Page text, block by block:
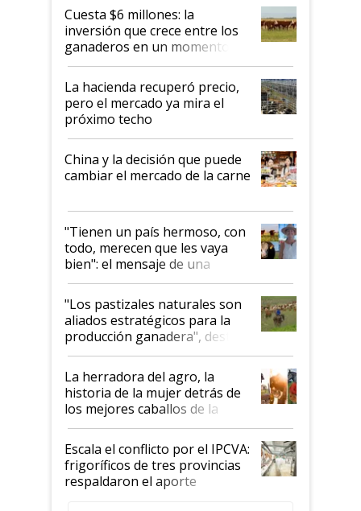
Cuesta $6 millones: la
inversión que crece entre los
ganaderos en un momento
histórico para la actividad
La hacienda recuperó precio,
pero el mercado ya mira el
próximo techo
China y la decisión que puede
cambiar el mercado de la carne
"Tienen un país hermoso, con
todo, merecen que les vaya
bien": el mensaje de una
ganadera uruguaya sobre las
oportunidades que se abren
para el agro en Argentina, con
foco en la carne
"Los pastizales naturales son
aliados estratégicos para la
producción ganadera", destaca
la iniciativa que ya reúne a 46
establecimientos en Argentina
La herradora del agro, la
historia de la mujer detrás de
los mejores caballos de la
Argentina y los mitos que
todavía hacen sufrir a estos
animales: "Mientras me
descalificaban, yo seguí
haciendo currículum"
Escala el conflicto por el IPCVA:
frigoríficos de tres provincias
respaldaron el aporte